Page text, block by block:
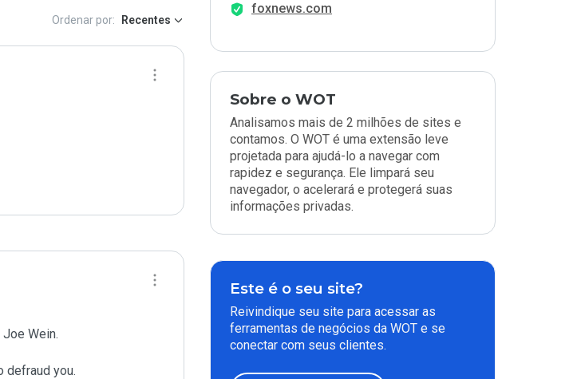
Ordenar por: Recentes
Wein.
defraud you.
foxnews.com
Sobre o WOT
Analisamos mais de 2 milhões de sites e
contamos. O WOT é uma extensão leve
projetada para ajudá-lo a navegar com
rapidez e segurança. Ele limpará seu
navegador, o acelerará e protegerá suas
informações privadas.
Este é o seu site?
Reivindique seu site para acessar as
ferramentas de negócios da WOT e se
conectar com seus clientes.